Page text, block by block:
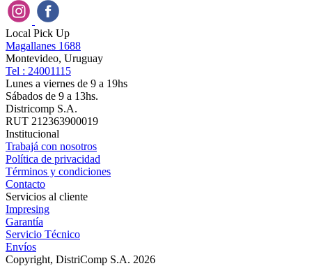
Local Pick Up
Magallanes 1688
Montevideo, Uruguay
Tel : 24001115
Lunes a viernes de 9 a 19hs
Sábados de 9 a 13hs.
Districomp S.A.
RUT 212363900019
Institucional
Trabajá con nosotros
Política de privacidad
Términos y condiciones
Contacto
Servicios al cliente
Impresing
Garantía
Servicio Técnico
Envíos
Copyright, DistriComp S.A. 2026